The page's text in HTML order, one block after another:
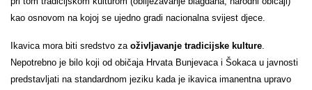
kao osnovom na kojoj se ujedno gradi nacionalna svijest djece.
Ikavica mora biti sredstvo za oživljavanje tradicijske kulture.
Nepotrebno je bilo koji od običaja Hrvata Bunjevaca i Šokaca u javnosti
predstavljati na standardnom jeziku kada je ikavica imanentna upravo